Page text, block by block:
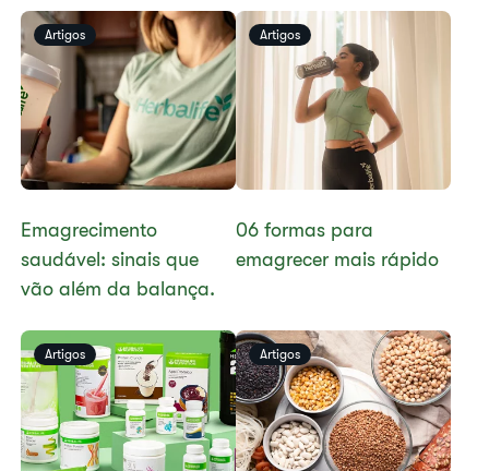
Artigos
Emagrecimento
saudável: sinais que
vão além da balança.
Artigos
06 formas para
emagrecer mais rápido
Artigos Artigos